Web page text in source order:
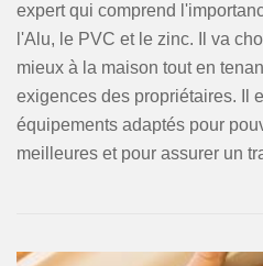
expert qui comprend
l'Alu, le PVC et le zinc. Il va
mieux à la maison tout en
exigences des propriétaires. Il
équipements adaptés pour
meilleures et pour assurer un